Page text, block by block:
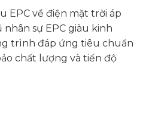
EPC về điện mặt trời áp
nhân sự EPC giàu kinh
trình đáp ứng tiêu chuẩn
chất lượng và tiến độ